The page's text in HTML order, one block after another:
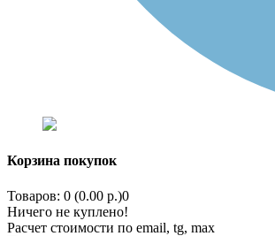
Корзина покупок
Товаров: 0 (0.00 р.)0
Ничего не куплено!
Расчет стоимости по email, tg, max